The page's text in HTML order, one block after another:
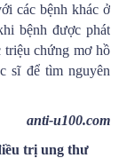
các bệnh khác ở
bệnh được phát
chứng mơ hồ
sĩ để tìm nguyên
anti-u100.com
trị ung thư